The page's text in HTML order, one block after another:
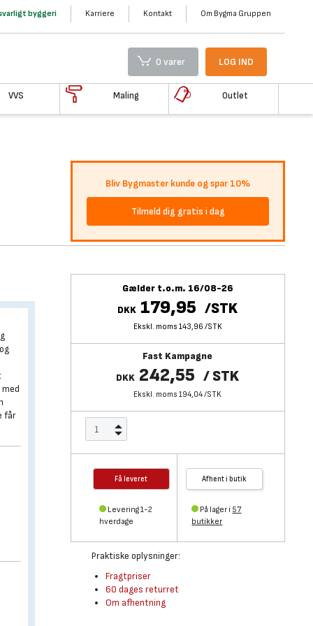
byggeri Karriere Kontakt Om Bygma Gruppen
0 varer LOG IND
VVS Maling Outlet
Bliv Bygmaster kunde og spar 10%
Tilmeld dig gratis i dag
Gælder t.o.m. 16/08-26
DKK 179,95 /STK
Ekskl. moms 143,96 /STK
Fast Kampagne
DKK 242,55 /STK
Ekskl. moms 194,04/STK
Få leveret
Levering 1-2
hverdage
Afhent i butik
På lager i 57
butikker
Praktiske oplysninger:
Fragtpriser
60 dages returret
Om afhentning
får